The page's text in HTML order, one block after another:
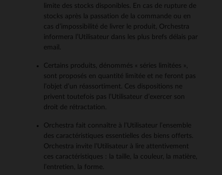
limite des stocks disponibles. En cas de rupture de
stocks après la passation de la commande ou en
cas d’impossibilité de livrer le produit, Orchestra
informera l’Utilisateur dans les plus brefs délais par
email.
Certains produits, dénommés « séries limitées »,
sont proposés en quantité limitée et ne feront pas
l’objet d’un réassortiment. Ces dispositions ne
privent toutefois pas l’Utilisateur d’exercer son
droit de rétractation.
Orchestra fait connaître à l’Utilisateur l’ensemble
des caractéristiques essentielles des biens offerts.
Orchestra invite l’Utilisateur à lire attentivement
ces caractéristiques : la taille, la couleur, la matière,
l’entretien, la forme.